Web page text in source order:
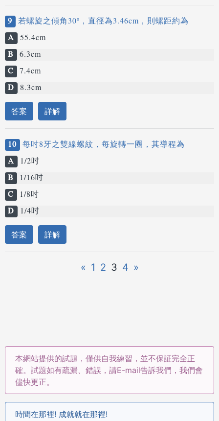
9 若螺旋之傾角30º，直徑為3.46cm，則螺距約為
A 55.4cm
B 6.3cm
C 7.4cm
D 8.3cm
答案 詳解
10 每吋8牙之雙線螺紋，每旋轉一圈，其導程為
A
1/2吋
B
1/16吋
C
1/8吋
D
1/4吋
答案 詳解
« 1 2 3 4 »
本網站提供的試題，僅供自我練習，並不保証完全正
確。試題如有疏漏、錯誤，請E-mail告訴我們，我們會
儘快更正。
時間在那裡! 成就就在那裡!